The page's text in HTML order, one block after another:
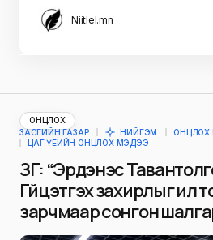
Niitlel.mn
ОНЦЛОХ
ЗАСГИЙН ГАЗАР
НИЙГЭМ ОНЦЛОХ
ЦАГ ҮЕИЙН ОНЦЛОХ МЭДЭЭ
ЗГ: “Эрдэнэс
Гүйцэтгэх захирлыг ил
зарчмаар сонгон